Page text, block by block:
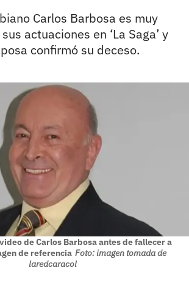
Carlos Barbosa es muy
actuaciones en ‘La Saga’ y
confirmó su deceso.
de Carlos Barbosa antes de fallecer a
de referencia Foto: imagen tomada de
laredcaracol